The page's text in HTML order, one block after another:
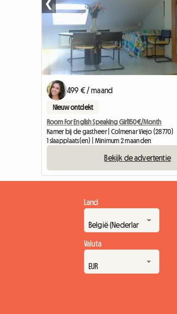
❮
499 € / maand
Nieuw ontdekt
Room For English Speaking Girl150€/Month
Kamer bij de gastheer | Colmenar Viejo (28770)
1 slaapplaats(en) | Minimum 2 maanden
Bekijk de advertentie
Land
Valuta